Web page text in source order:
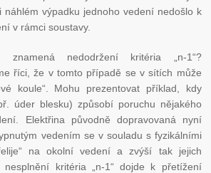
náhlém výpadku jednoho vedení nedošlo k
v rámci soustavy.
nedodržení kritéria „n-1“?
říci, že v tomto případě se v sítích může
koule“. Mohu prezentovat příklad, kdy
úder blesku) způsobí poruchu nějakého
Elektřina původně dopravovaná nyní
vedením se v souladu s fyzikálními
na okolní vedení a zvýší tak jejich
kritéria „n-1“ dojde k přetížení